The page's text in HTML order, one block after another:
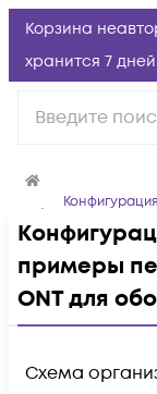
Корзина
хранится 7
настройки
примеры
ONT для
Схема